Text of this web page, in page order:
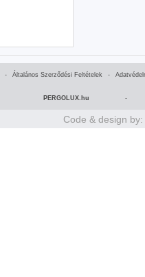
- Általános Szerződési Feltételek -
PERGOLUX.hu -
Code & design by: